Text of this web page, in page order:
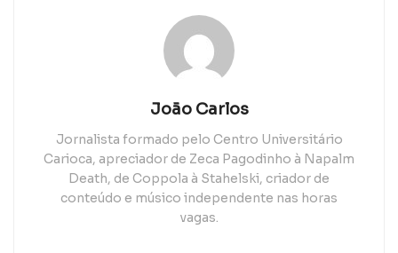
João Carlos
Jornalista formado pelo Centro Universitário
Carioca, apreciador de Zeca Pagodinho à Napalm
Death, de Coppola à Stahelski, criador de
conteúdo e músico independente nas horas
vagas.